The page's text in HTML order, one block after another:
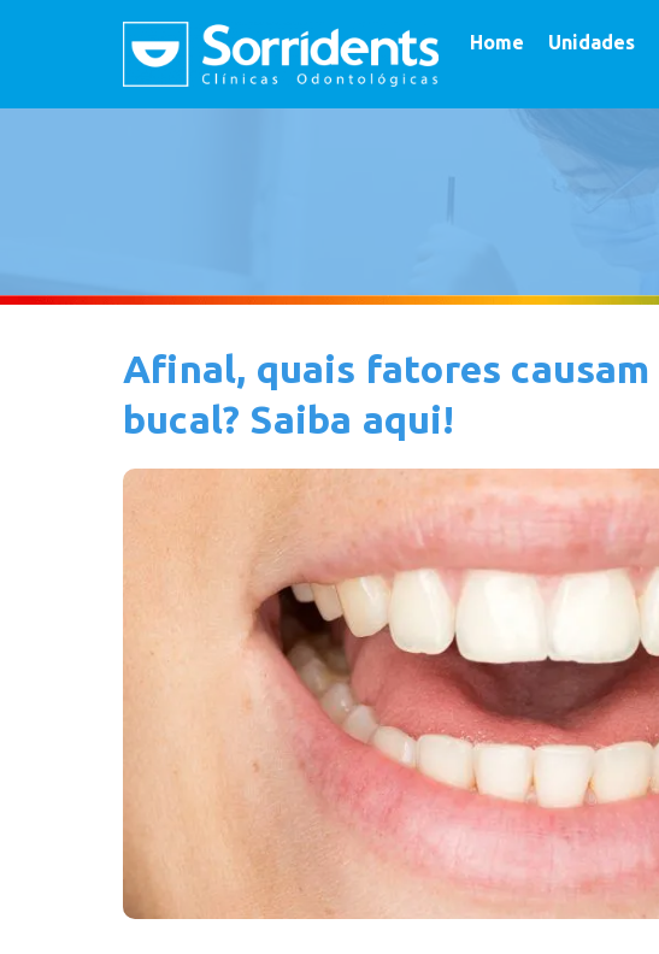
Home Unidades
Afinal, quais fatores
bucal? Saiba aqui!